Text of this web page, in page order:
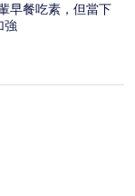
早餐吃素，但當下
強